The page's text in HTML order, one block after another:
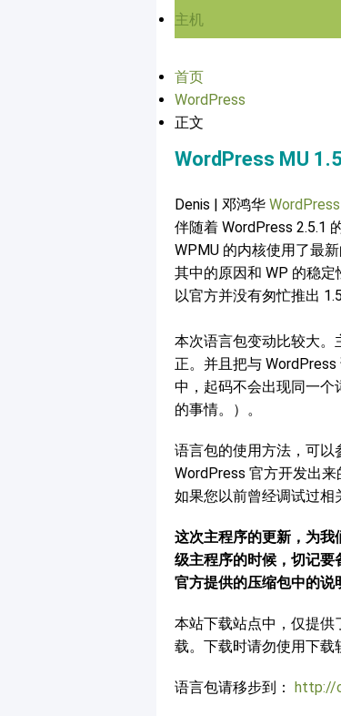
主机
首页
WordPress
正文
WordPress MU
Denis | 邓鸿华 WordPress
伴随着 WordPress 2.5.1
WPMU 的内核使用了最
其中的原因和 WP 的稳
以官方并没有匆忙推出
本次语言包变动比较大。
正。并且把与
中，起码不会出现同一
的事情。）。
语言包的使用方法，可以
WordPress 官方开发出
如果您以前曾经调试过相
这次主程序的更新，为
级主程序的时候，切记
官方提供的压缩包中的说
本站下载站点中，仅提供
载。下载时请勿使用下载
语言包请移步到： http://